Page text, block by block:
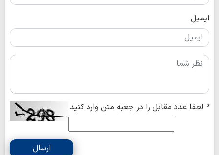
ایمیل
* لطفا عدد مقابل را در جعبه متن وارد کنید
ارسال